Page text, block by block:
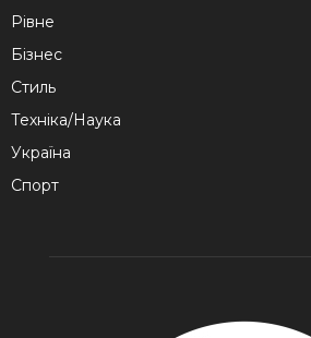
Рівне
Бізнес
Стиль
Техніка/Наука
Україна
Спорт